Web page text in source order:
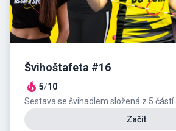
Švihoštafeta #16
5/10
Sestava se švihadlem složená z 5 částí
Začít